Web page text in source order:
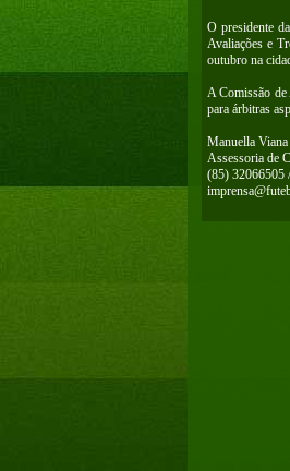
O presidente
Avaliações e
outubro na
A Comissão
para árbitras
Manuella
Assessoria de
(85) 32066505